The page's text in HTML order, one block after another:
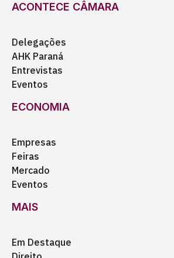
ACONTECE CÂMARA
Delegações
AHK Paraná
Entrevistas
Eventos
ECONOMIA
Empresas
Feiras
Mercado
Eventos
MAIS
Em Destaque